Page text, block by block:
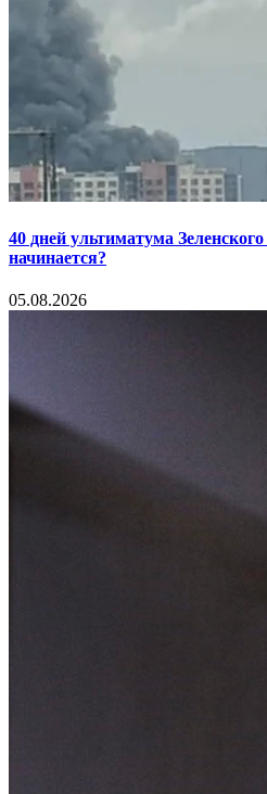
40 дней ультиматума
начинается?
05.08.2026